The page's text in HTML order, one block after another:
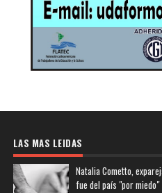
LAS MAS LEIDAS
Natalia Cometto,
fue del país "por miedo"